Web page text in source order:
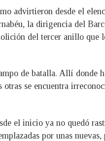
advirtieron desde el
la dirigencia del
del tercer anillo que
de batalla. Allí donde
se encuentra
el inicio ya no quedó
por unas